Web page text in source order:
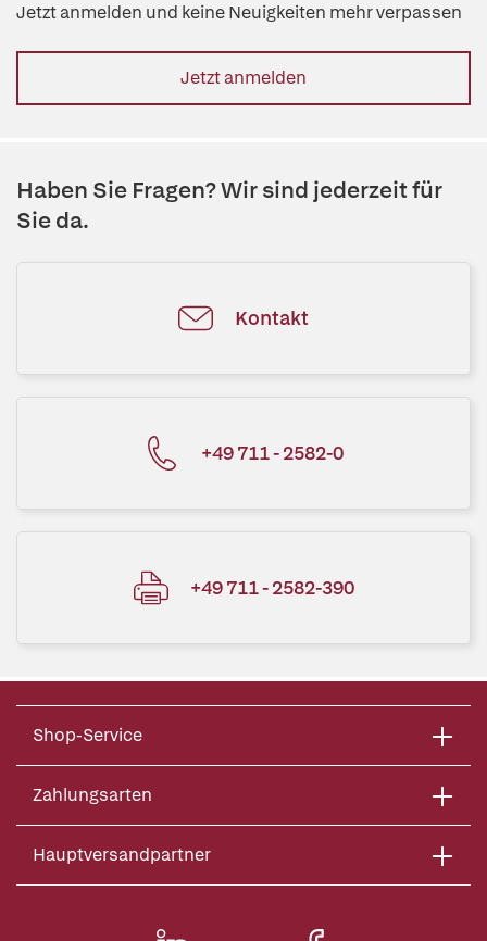
Jetzt anmelden und keine Neuigkeiten mehr verpassen
Jetzt anmelden
Haben Sie Fragen? Wir sind jederzeit für
Sie da.
Kontakt
+49 711 - 2582-0
+49 711 - 2582-390
Shop-Service
Zahlungsarten
Hauptversandpartner